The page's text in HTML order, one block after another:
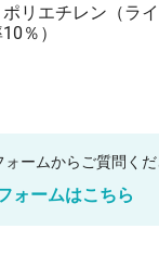
リエチレン（ラ
％）
ームからご質問くだ
ォームはこちら